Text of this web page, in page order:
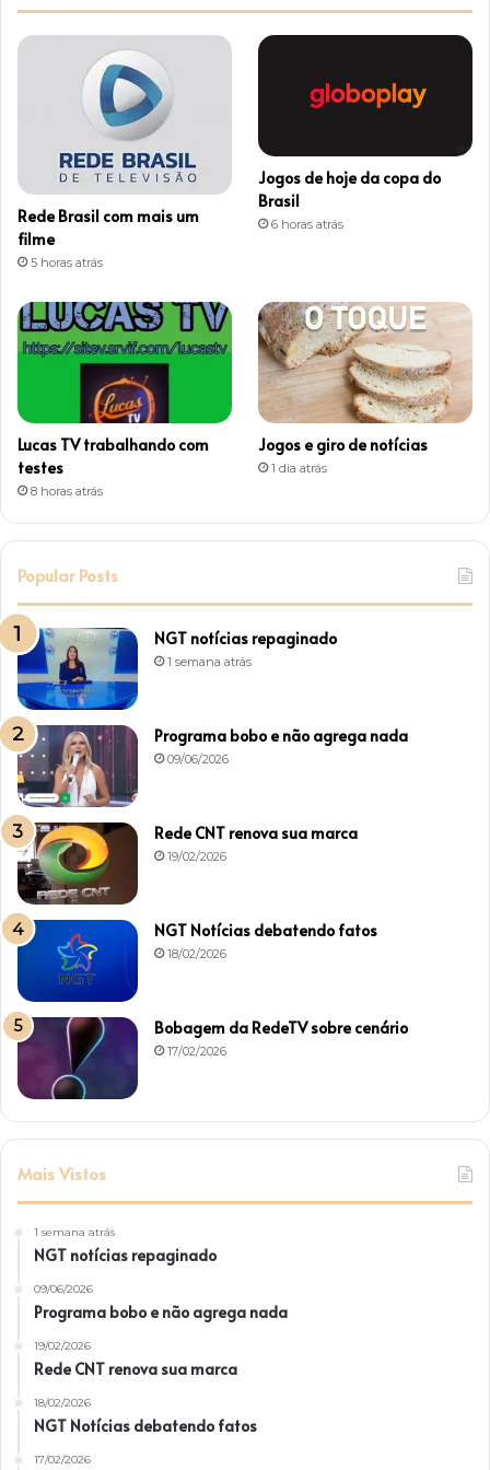
t
r
a
Rede Brasil com mais um
filme
5 horas atrás
Jogos de hoje da copa do
Brasil
6 horas atrás
Lucas TV trabalhando com
testes
8 horas atrás
Jogos e giro de notícias
1 dia atrás
Popular Posts
NGT notícias repaginado
1 semana atrás
Programa bobo e não agrega nada
09/06/2026
Rede CNT renova sua marca
19/02/2026
NGT Notícias debatendo fatos
18/02/2026
Bobagem da RedeTV sobre cenário
17/02/2026
Mais Vistos
1 semana atrás
NGT notícias repaginado
09/06/2026
Programa bobo e não agrega nada
19/02/2026
Rede CNT renova sua marca
18/02/2026
NGT Notícias debatendo fatos
17/02/2026